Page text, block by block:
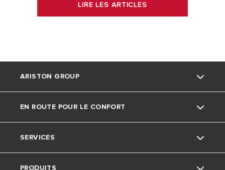
LIRE LES ARTICLES
ARISTON GROUP
La marque Ariston
Le groupe
EN ROUTE POUR LE CONFORT
Actu
SERVICES
PRODUITS